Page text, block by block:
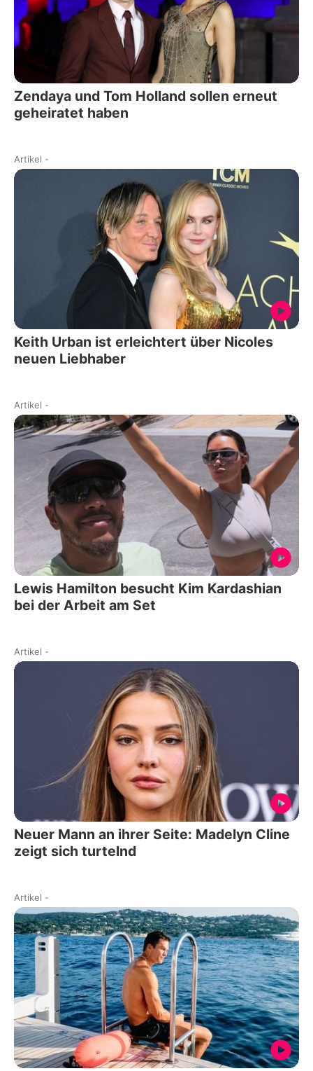
Zendaya und Tom Holland sollen erneut
geheiratet haben
Artikel -
Keith Urban ist erleichtert über Nicoles
neuen Liebhaber
Artikel -
Lewis Hamilton besucht Kim Kardashian
bei der Arbeit am Set
Artikel -
Neuer Mann an ihrer Seite: Madelyn Cline
zeigt sich turtelnd
Artikel -